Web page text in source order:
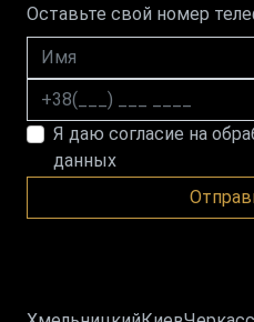
Оставьте свой номер
Имя
Номер телефона
Я даю согласие на
данных